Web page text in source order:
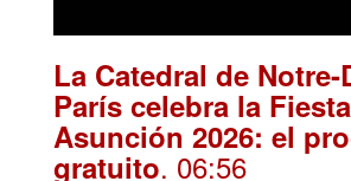
La Catedral de Notre-
París celebra la
Asunción 2026: el
gratuito. 06:56